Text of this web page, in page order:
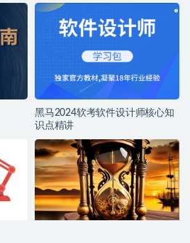
黑马2024软考软件设计师核心知
识点精讲